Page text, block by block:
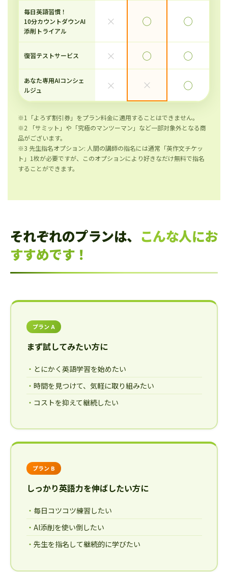
毎日英語習慣！
10分カウントダウンAI
添削トライアル
× ◯ ◯
復習テストサービス × ◯ ◯
あなた専用AIコンシェ
ルジュ
× × ◯
※1「よろず割引券」をプラン料金に適用することはできません。
※2 「サミット」や「究極のマンツーマン」など一部対象外となる商
品がございます。
※3 先生指名オプション: 人間の講師の指名には通常「英作文チケッ
ト」1枚が必要ですが、このオプションにより好きなだけ無料で指名
することができます。
それぞれのプランは、 こんな人にお
すすめです！
プラン A
まず試してみたい方に
とにかく英語学習を始めたい
時間を見つけて、気軽に取り組みたい
コストを抑えて継続したい
プラン B
しっかり英語力を伸ばしたい方に
毎日コツコツ練習したい
AI添削を使い倒したい
先生を指名して継続的に学びたい